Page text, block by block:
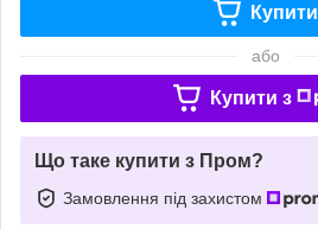
Купити
або
Купити з
Що таке купити з Пром?
Замовлення під захистом